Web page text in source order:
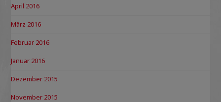
April 2016
März 2016
Februar 2016
Januar 2016
Dezember 2015
November 2015